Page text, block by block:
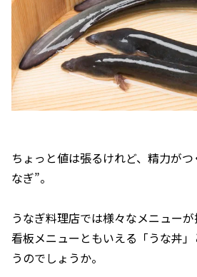
ちょっと値は張るけれど、精力が
なぎ”。
うなぎ料理店では様々なメニューが
看板メニューともいえる「うな丼
うのでしょうか。